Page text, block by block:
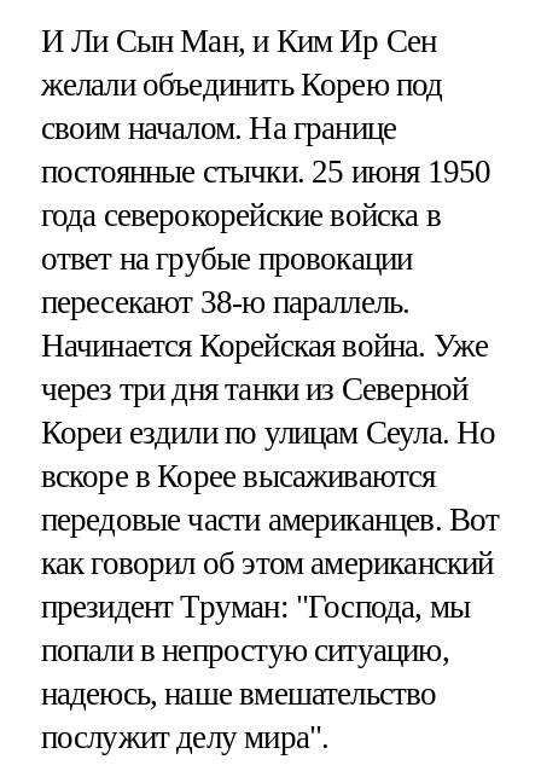
И Ли Сын Ман, и Ким Ир Сен
желали объединить Корею под
своим началом. На границе
постоянные стычки. 25 июня 1950
года северокорейские войска в
ответ на грубые провокации
пересекают 38-ю параллель.
Начинается Корейская война. Уже
через три дня танки из Северной
Кореи ездили по улицам Сеула. Но
вскоре в Корее высаживаются
передовые части американцев. Вот
как говорил об этом американский
президент Труман: "Господа, мы
попали в непростую ситуацию,
надеюсь, наше вмешательство
послужит делу мира".